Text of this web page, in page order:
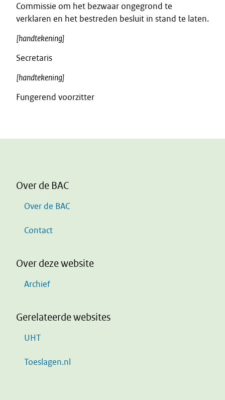
Commissie om het bezwaar ongegrond te
verklaren en het bestreden besluit in stand te laten.
[handtekening]
Secretaris
[handtekening]
Fungerend voorzitter
Over de BAC
Over de BAC
Contact
Over deze website
Archief
Gerelateerde websites
UHT
Toeslagen.nl